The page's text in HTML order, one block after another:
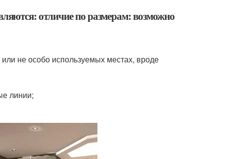
отличие по размерам: возможно
не особо используемых местах, вроде
линии;